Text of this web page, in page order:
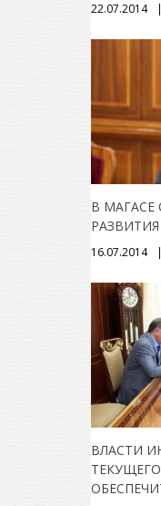
22.07.2014
В МАГАСЕ
16.07.2014
ВЛАСТИ